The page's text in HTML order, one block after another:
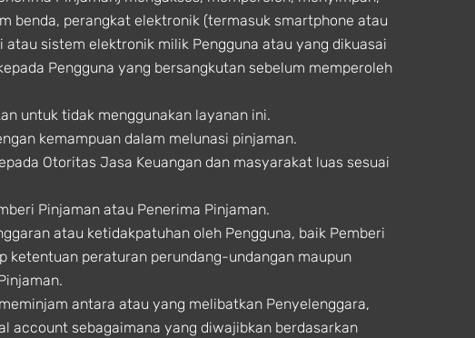
benda, perangkat elektronik (termasuk smartphone atau
sistem elektronik milik Pengguna atau yang dikuasai
Pengguna yang bersangkutan sebelum memperoleh
untuk tidak menggunakan layanan ini.
kemampuan dalam melunasi pinjaman.
Otoritas Jasa Keuangan dan masyarakat luas sesuai
Pinjaman atau Penerima Pinjaman.
atau ketidakpatuhan oleh Pengguna, baik Pemberi
ketentuan peraturan perundang-undangan maupun
antara atau yang melibatkan Penyelenggara,
account sebagaimana yang diwajibkan berdasarkan